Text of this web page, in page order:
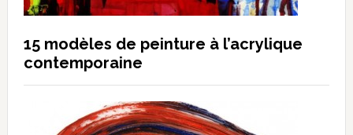
15 modèles de peinture à l’acrylique
contemporaine